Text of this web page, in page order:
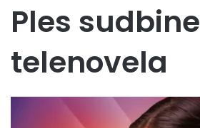
Ples sudbine
telenovela